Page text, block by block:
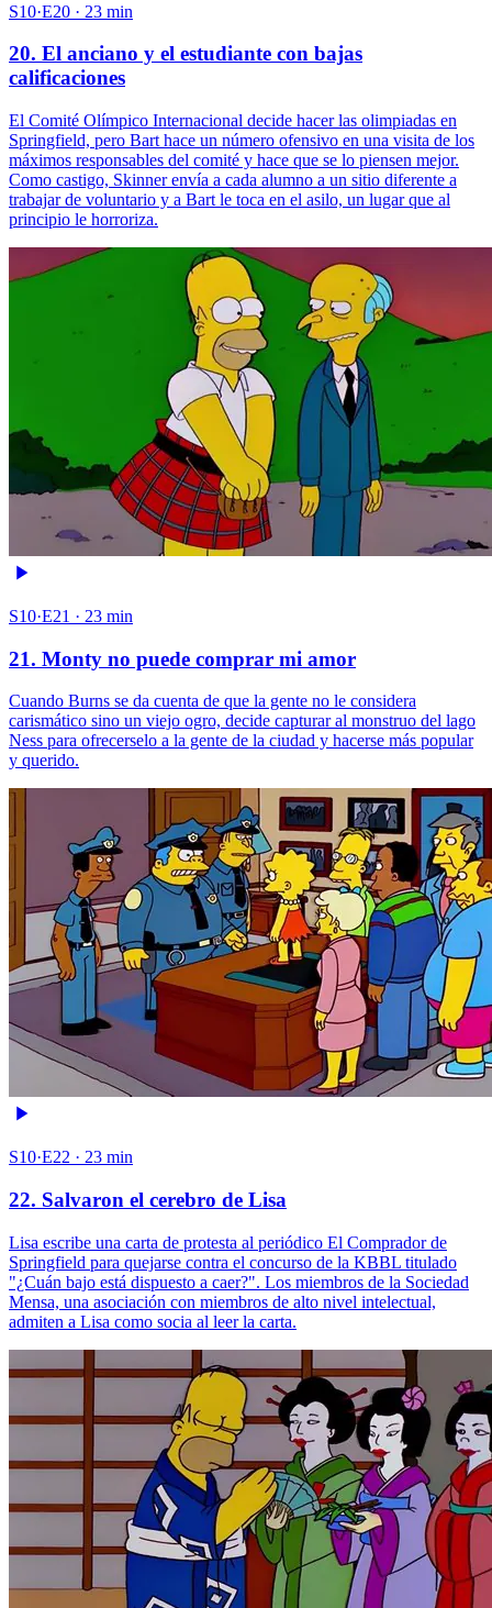
S10·E20 · 23 min
20. El anciano y el estudiante con bajas
calificaciones
El Comité Olímpico Internacional decide hacer las olimpiadas en
Springfield, pero Bart hace un número ofensivo en una visita de los
máximos responsables del comité y hace que se lo piensen mejor.
Como castigo, Skinner envía a cada alumno a un sitio diferente a
trabajar de voluntario y a Bart le toca en el asilo, un lugar que al
principio le horroriza.
S10·E21 · 23 min
21. Monty no puede comprar mi amor
Cuando Burns se da cuenta de que la gente no le considera
carismático sino un viejo ogro, decide capturar al monstruo del lago
Ness para ofrecerselo a la gente de la ciudad y hacerse más popular
y querido.
S10·E22 · 23 min
22. Salvaron el cerebro de Lisa
Lisa escribe una carta de protesta al periódico El Comprador de
Springfield para quejarse contra el concurso de la KBBL titulado
"¿Cuán bajo está dispuesto a caer?". Los miembros de la Sociedad
Mensa, una asociación con miembros de alto nivel intelectual,
admiten a Lisa como socia al leer la carta.